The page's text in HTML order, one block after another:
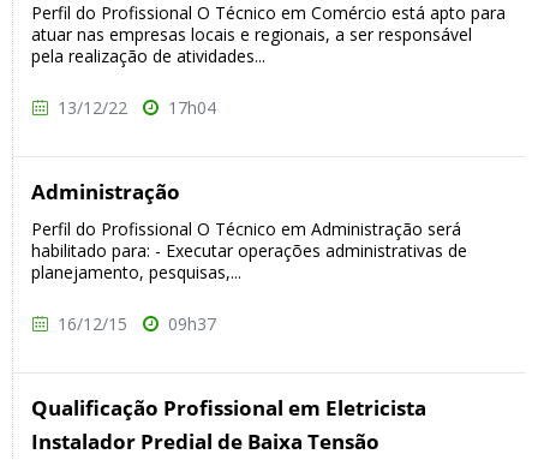
Perfil do Profissional O Técnico em Comércio está apto para
atuar nas empresas locais e regionais, a ser responsável
pela realização de atividades...
13/12/22 17h04
Administração
Perfil do Profissional O Técnico em Administração será
habilitado para: - Executar operações administrativas de
planejamento, pesquisas,...
16/12/15 09h37
Qualificação Profissional em Eletricista
Instalador Predial de Baixa Tensão